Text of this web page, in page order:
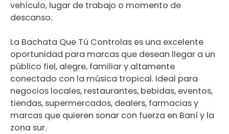
vehículo, lugar de trabajo o momento de
descanso.
La Bachata Que Tú Controlas es una excelente
oportunidad para marcas que desean llegar a un
público fiel, alegre, familiar y altamente
conectado con la música tropical. Ideal para
negocios locales, restaurantes, bebidas, eventos,
tiendas, supermercados, dealers, farmacias y
marcas que quieren sonar con fuerza en Baní y la
zona sur.